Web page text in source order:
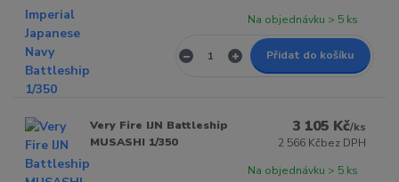
Na objednávku > 5 ks
Přidat do košíku
Very Fire IJN Battleship
MUSASHI 1/350
3 105 Kč/ks
2 566 Kčbez DPH
Na objednávku > 5 ks